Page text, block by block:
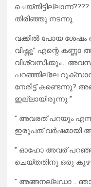
തിരിഞ്ഞു നടന്നു.
വക്കീൽ പോയ ശേഷം
വിഷ്ണു” എന്റെ
വിശ്വസിക്കും…
പറഞ്ഞില്ലേ
നേരിട്ട് കണ്ടെന്നു?
ഇല്ലായിരുന്നു ”
” അവരത് പറയും
ഇരുപത് വർഷമായി
” ഓഹോ അവര്
ചെയ്തതിനു ഒരു
” അങ്ങനല്ലഡാ ..